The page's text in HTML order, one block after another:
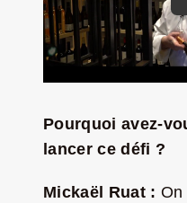
Pourquoi avez-
lancer ce défi ?
Mickaël Ruat : On